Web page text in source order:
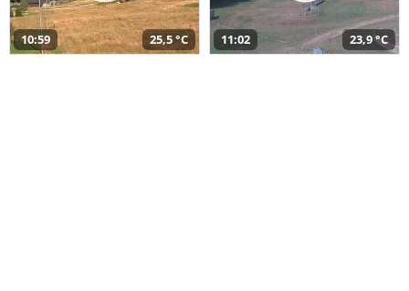
10:59 25,5 °C 11:02 23,9 °C